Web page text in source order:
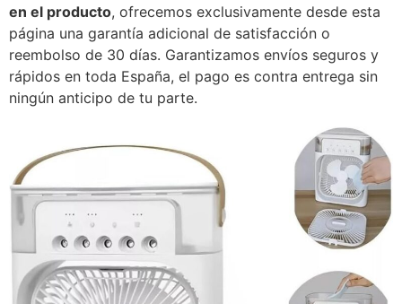
en el producto, ofrecemos exclusivamente desde esta
página una garantía adicional de satisfacción o
reembolso de 30 días. Garantizamos envíos seguros y
rápidos en toda España, el pago es contra entrega sin
ningún anticipo de tu parte.